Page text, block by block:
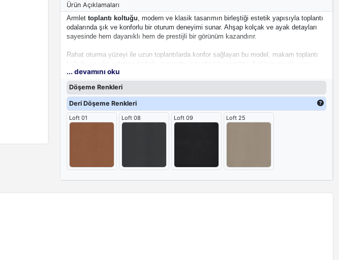
Ürün Açıklamaları
Armlet toplantı koltuğu, modern ve klasik tasarımın birleştiği estetik yapısıyla toplantı
odalarında şık ve konforlu bir oturum deneyimi sunar. Ahşap kolçak ve ayak detayları
sayesinde hem dayanıklı hem de prestijli bir görünüm kazandırır.
Rahat oturma yüzeyi ile uzun toplantılarda konfor sağlayan bu model, makam toplantı
sayesinde yoğun kullanıma uygundur.
... devamını oku
Döşeme Renkleri
Deri Döşeme Renkleri
Loft 01 Loft 08 Loft 09 Loft 25